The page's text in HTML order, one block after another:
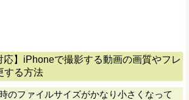
応】iPhoneで撮影する動画の画質やフレ
する方法
のファイルサイズがかなり小さくなって